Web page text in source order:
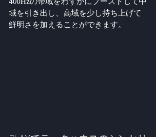
域を引き出し、高域を少し持ち上げて
鮮明さを加えることができます。